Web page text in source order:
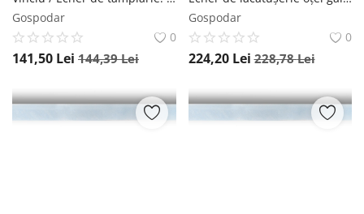
Gospodar
0
141,50 Lei 144,39Lei
Gospodar
0
224,20 Lei 228,78Lei